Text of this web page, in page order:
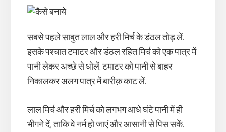
सबसे पहले साबुत लाल और हरी मिर्च के डंठल तोड़ लें.
इसके पश्चात टमाटर और डंठल रहित मिर्च को एक पात्र में
पानी लेकर अच्छे से धोलें. टमाटर को पानी से बाहर
निकालकर अलग पात्र में बारीक़ काट लें.
लाल मिर्च और हरी मिर्च को लगभग आधे घंटे पानी में ही
भीगने दें, ताकि वे नर्म हो जाएं और आसानी से पिस सकें.